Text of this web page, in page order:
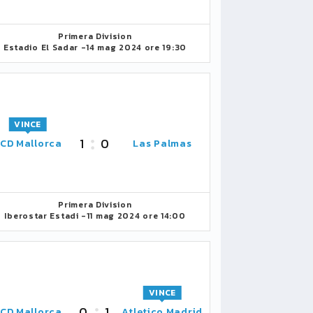
Primera Division
Estadio El Sadar -14 mag 2024 ore 19:30
Mallorca
VINCE
1 0 Las Palmas
Primera Division
Iberostar Estadi -11 mag 2024 ore 14:00
VINCE